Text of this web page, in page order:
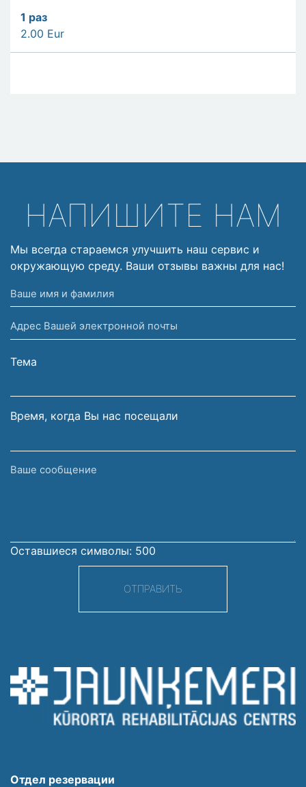
1 раз
2.00 Eur
НАПИШИТЕ НАМ
Мы всегда стараемся улучшить наш сервис и
окружающую среду. Ваши отзывы важны для нас!
Ваше
имя
и
фамилия
Адрес
Вашей
электронной
Тема
Время, когда Вы нас посещали
Ваше
Оставшиеся символы: 500
ОТПРАВИТЬ
Отдел резервации